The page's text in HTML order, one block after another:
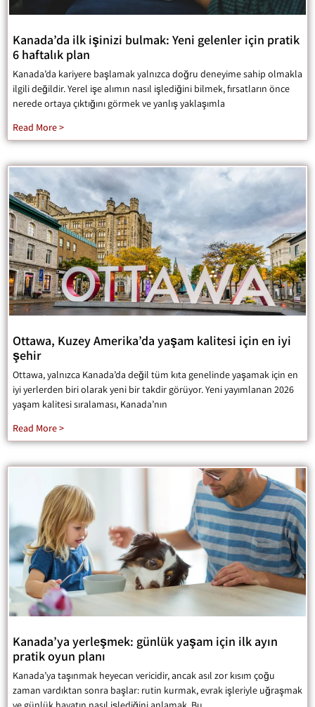
Kanada’da ilk işinizi bulmak: Yeni gelenler için pratik
6 haftalık plan
Kanada’da kariyere başlamak yalnızca doğru deneyime sahip olmakla
ilgili değildir. Yerel işe alımın nasıl işlediğini bilmek, fırsatların önce
nerede ortaya çıktığını görmek ve yanlış yaklaşımla
Read More >
Ottawa, Kuzey Amerika’da yaşam kalitesi için en iyi
şehir
Ottawa, yalnızca Kanada’da değil tüm kıta genelinde yaşamak için en
iyi yerlerden biri olarak yeni bir takdir görüyor. Yeni yayımlanan 2026
yaşam kalitesi sıralaması, Kanada’nın
Read More >
Kanada’ya yerleşmek: günlük yaşam için ilk ayın
pratik oyun planı
Kanada’ya taşınmak heyecan vericidir, ancak asıl zor kısım çoğu
zaman vardıktan sonra başlar: rutin kurmak, evrak işleriyle uğraşmak